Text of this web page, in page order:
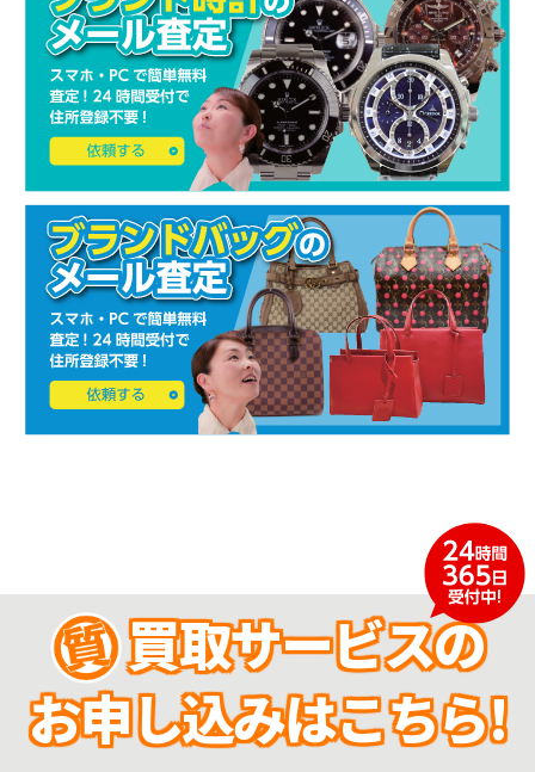
買取サービスの
お申し込みはこちら!